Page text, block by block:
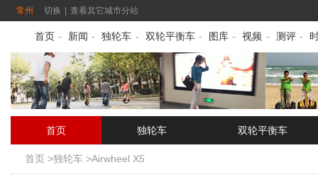
常州 切换 查看其它城市分站
首页 - 新闻 - 独轮车 - 双轮平衡车 - 图库 - 视频 - 测评 -
首页 独轮车 双轮平衡车
首页 >独轮车 >Airwheel X5